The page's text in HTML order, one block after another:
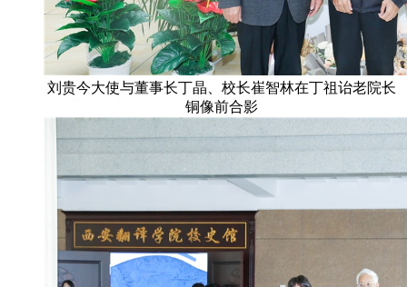
刘贵今大使与董事长丁晶、校长崔智林在丁祖诒老院长
铜像前合影